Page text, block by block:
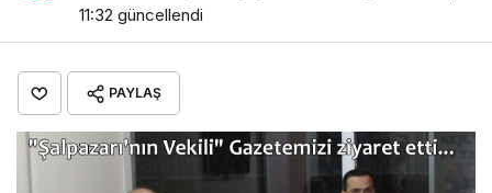
11:32 güncellendi
PAYLAŞ